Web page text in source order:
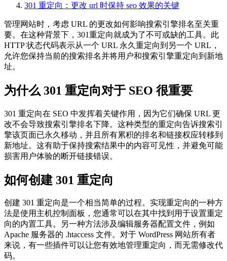
301 重定向：更改 url 时保持 seo 效果的关键
管理网站时，考虑 URL 的更改如何影响搜索引擎排名至关重
要。在这种背景下，301重定向就成为了不可或缺的工具。此
HTTP 状态代码表示从一个 URL 永久重定向到另一个 URL，
允许您保持当前的搜索排名并将用户和搜索引擎重定向到新地
址。
为什么 301 重定向对于 SEO 很重要
301 重定向在 SEO 中发挥着关键作用，因为它们确保 URL 更
改不会导致搜索引擎排名下降。这种类型的重定向告​​诉搜索引
擎该页面已永久移动，并且所有累积的排名和链接权应转移到
新地址。这有助于保持搜索结果中的内容可见性，并避免可能
损害用户体验的断开链接错误。
如何创建 301 重定向
创建 301 重定向是一个相当简单的过程。实现重定向的一种方
法是使用主机控制面板，您通常可以在其中找到用于设置重定
向的内置工具。另一种方法涉及编辑服务器配置文件，例如
Apache 服务器的 .htaccess 文件。对于 WordPress 网站所有者
来说，有一些插件可以让您有效地管理重定向，而无需修改代
码。